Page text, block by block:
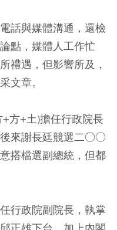
話與媒體溝通，還檢
點，媒體人工作忙
禮遇，但影響所及，
文章。
方+土)擔任行政院長
後來謝長廷競選二○○
搭檔選副總統，但都
行政院副院長，執掌